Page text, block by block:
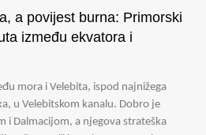
a povijest burna: Primorski
između ekvatora i
mora i Velebita, ispod najnižega
u Velebitskom kanalu. Dobro je
i Dalmacijom, a njegova strateška